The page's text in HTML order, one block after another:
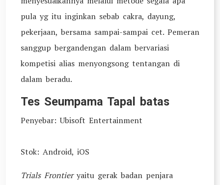
pula yg itu inginkan sebab cakra, dayung,
pekerjaan, bersama sampai-sampai cet. Pemeran
sanggup bergandengan dalam bervariasi
kompetisi alias menyongsong tentangan di
dalam beradu.
Tes Seumpama Tapal batas
Penyebar: Ubisoft Entertainment
Stok: Android, iOS
Trials Frontier yaitu gerak badan penjara